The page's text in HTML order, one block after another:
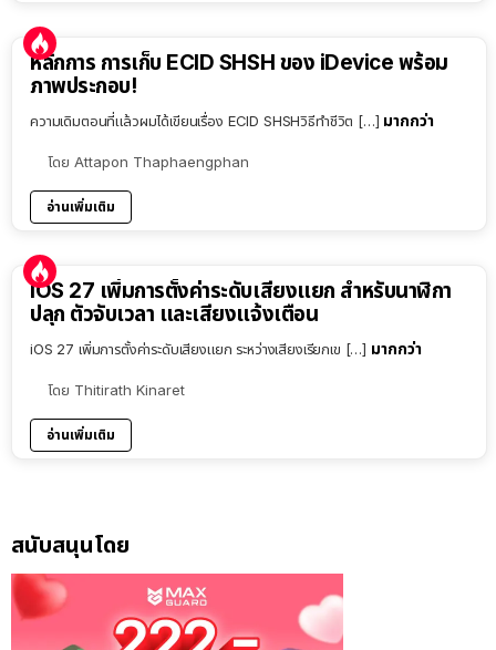
หลักการ การเก็บ ECID SHSH ของ iDevice พร้อม
ภาพประกอบ!
ความเดิมตอนที่แล้วผมได้เขียนเรื่อง ECID SHSHวิธีทำชีวิต […] มากกว่า
โดย Attapon Thaphaengphan
อ่านเพิ่มเติม
iOS 27 เพิ่มการตั้งค่าระดับเสียงแยก สำหรับนาฬิกา
ปลุก ตัวจับเวลา และเสียงแจ้งเตือน
iOS 27 เพิ่มการตั้งค่าระดับเสียงแยก ระหว่างเสียงเรียกเข […] มากกว่า
โดย Thitirath Kinaret
อ่านเพิ่มเติม
สนับสนุนโดย